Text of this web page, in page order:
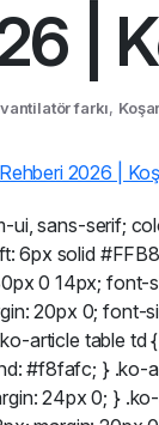
|
farkı,
ui, sans-serif;
6px solid
0 14px; font-
20px 0;
article table
#f8fafc; }
24px 0; }